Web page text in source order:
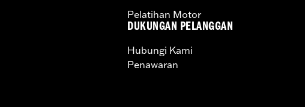
Pelatihan Motor
DUKUNGAN PELANGGAN
Hubungi Kami
Penawaran